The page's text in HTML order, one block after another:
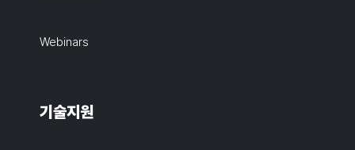
Webinars
기술지원